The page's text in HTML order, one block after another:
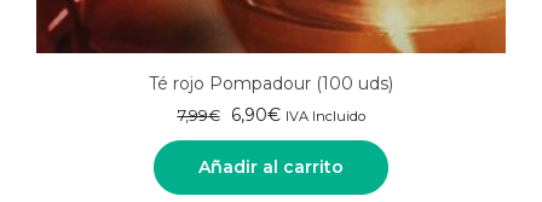
Té rojo Pompadour (100 uds)
7,99€
El
precio
original
era:
6,90€El
precio
actual
es:
IVA Incluido
Añadir al carrito